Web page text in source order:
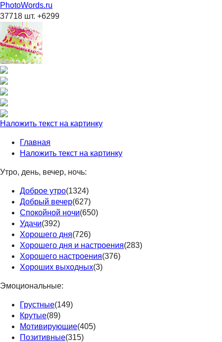
PhotoWords.ru
37718 шт. +6299
Наложить текст на картинку
Главная
Наложить текст на картинку
Утро, день, вечер, ночь:
Доброе утро(1324)
Добрый вечер(627)
Спокойной ночи(650)
Удачи(392)
Хорошего дня(726)
Хорошего дня и настроения(283)
Хорошего настроения(376)
Хороших выходных(3)
Эмоциональные:
Грустные(149)
Крутые(89)
Мотивирующие(405)
Позитивные(315)